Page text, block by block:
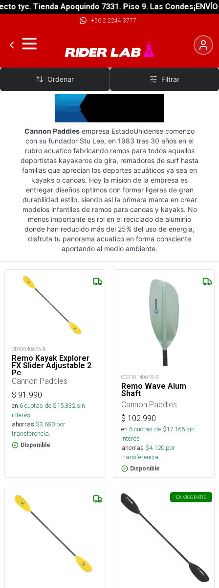
tyc. Tienda Apoquindo 7331. Piso 9. Las Condes¡ENVÍO
+56 2 2244 3777 |
Cannon Paddles
Ordenar Filtrar
Cannon Paddles empresa EstadoUnidense comenzo
con su fundador Stu Lee, en 1983 tras 30 años en el
rubro acuatico fabricando remos para todos aquellos
deportistas kayakeros de gira, remadores de surf hasta
familias que aprecian los deportes acuáticos ya sea en
kayaks o canoas. Hoy la mision de la empresa es
entregar diseños optimos con formar ligeras de gran
durabilidad estilo, siendo asi la primera marca en crear
modelos infantiles de remos para canoas y kayaks. No
menos importante es rol en el reciclado de aluminio
donde han reducido más del 25% del uso de energia,
disfruta tu panorama acuatico en forma consciente
aportando al medio ambiente.
OD100406BA-R
Remo Kayak Explorer
FX Slider Adjustable 2
Pc
Cannon Paddles
$ 91.990
en 6cuotas de $15.332sin
interés
ahorras $3.680 por
transferencia.
Disponible
ODR101406FE-R
Remo Wave Alum
Shaft
Cannon Paddles
$ 102.990
en 6cuotas de $17.165sin
interés
ahorras $4.120 por
transferencia.
Disponible
ENVÍOGRATIS